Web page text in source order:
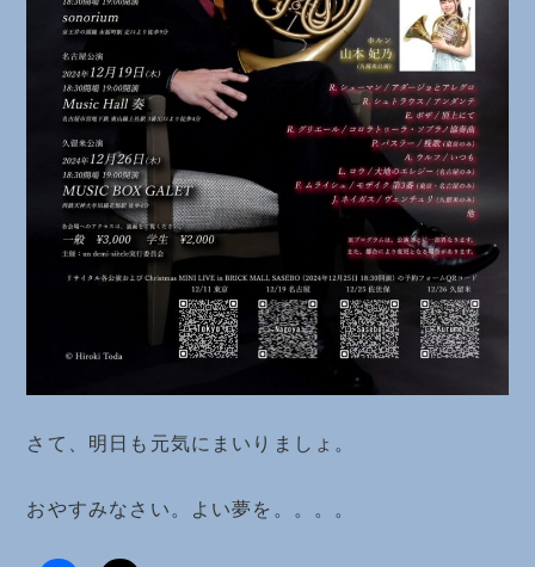
さて、明日も元気にまいりましょ。
おやすみなさい。よい夢を。。。。